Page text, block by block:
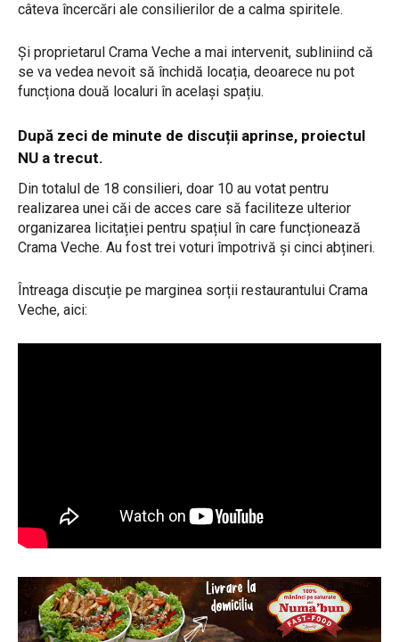
câteva încercări ale consilierilor de a calma spiritele.
Și proprietarul Crama Veche a mai intervenit, subliniind că
se va vedea nevoit să închidă locația, deoarece nu pot
funcționa două localuri în același spațiu.
După zeci de minute de discuții aprinse, proiectul
NU a trecut.
Din totalul de 18 consilieri, doar 10 au votat pentru
realizarea unei căi de acces care să faciliteze ulterior
organizarea licitației pentru spațiul în care funcționează
Crama Veche. Au fost trei voturi împotrivă și cinci abțineri.
Întreaga discuție pe marginea sorții restaurantului Crama
Veche, aici: